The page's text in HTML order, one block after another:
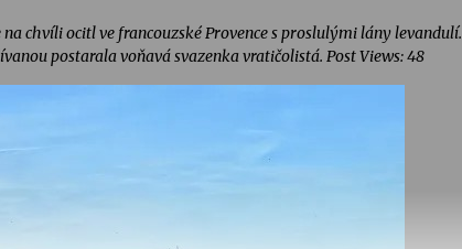
chvíli ocitl ve francouzské Provence s proslulými lány levandulí.
postarala voňavá svazenka vratičolistá. Post Views: 48